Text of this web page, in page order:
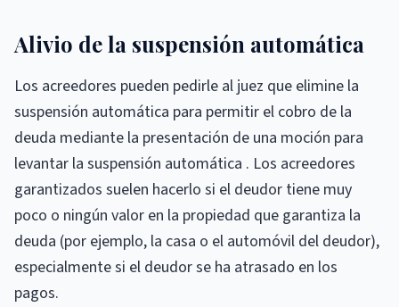
Alivio de la suspensión automática
Los acreedores pueden pedirle al juez que elimine la
suspensión automática para permitir el cobro de la
deuda mediante la presentación de una moción para
levantar la suspensión automática . Los acreedores
garantizados suelen hacerlo si el deudor tiene muy
poco o ningún valor en la propiedad que garantiza la
deuda (por ejemplo, la casa o el automóvil del deudor),
especialmente si el deudor se ha atrasado en los
pagos.